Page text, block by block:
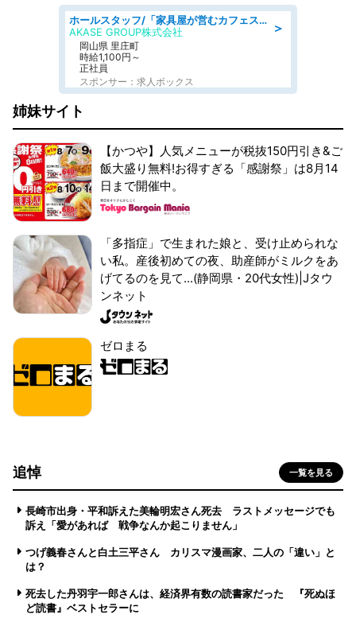
＞
ホールスタッフ/「家具屋が営むカフェスタッフ!」週2日～OK!嬉しいまかない付き/岡山県/浅口郡里庄町
AKASE GROUP株式会社
岡山県 里庄町
時給1,100円～
正社員
スポンサー：求人ボックス
姉妹サイト
【かつや】人気メニューが税抜150円引き&ご
飯大盛り無料!お得すぎる「感謝祭」は8月14
日まで開催中。
「多指症」で生まれた娘と、受け止められな
い私。産後初めての夜、助産師がミルクをあ
げてるのを見て...(静岡県・20代女性)|Jタウ
ンネット
ゼロまる
追悼 一覧を見る
長崎市出身・平和訴えた美輪明宏さん死去 ラストメッセージでも
訴え「愛があれば 戦争なんか起こりません」
つげ義春さんと白土三平さん カリスマ漫画家、二人の「違い」と
は？
死去した丹羽宇一郎さんは、経済界有数の読書家だった 『死ぬほ
ど読書』ベストセラーに